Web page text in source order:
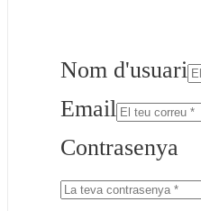
Nom d'usuari
Email
Contrasenya